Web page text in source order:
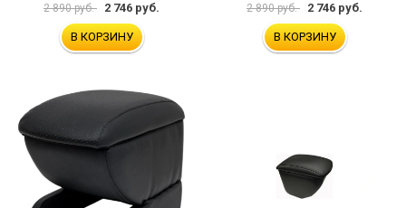
2 890 руб. 2 746 руб.
В КОРЗИНУ
2 890 руб. 2 746 руб.
В КОРЗИНУ